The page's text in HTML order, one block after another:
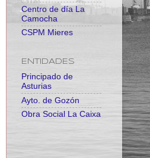
Centro de día La
Camocha
CSPM Mieres
ENTIDADES
Principado de
Asturias
Ayto. de Gozón
Obra Social La Caixa